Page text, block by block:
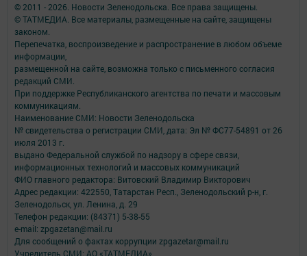
© 2011 - 2026. Новости Зеленодольска. Все права защищены.
© ТАТМЕДИА. Все материалы, размещенные на сайте, защищены
законом.
Перепечатка, воспроизведение и распространение в любом объеме
информации,
размещенной на сайте, возможна только с письменного согласия
редакций СМИ.
При поддержке Республиканского агентства по печати и массовым
коммуникациям.
Наименование СМИ: Новости Зеленодольска
№ свидетельства о регистрации СМИ, дата: Эл № ФС77-54891 от 26
июля 2013 г.
выдано Федеральной службой по надзору в сфере связи,
информационных технологий и массовых коммуникаций
ФИО главного редактора: Витовский Владимир Викторович
Адрес редакции: 422550, Татарстан Респ., Зеленодольский р-н, г.
Зеленодольск, ул. Ленина, д. 29
Телефон редакции: (84371) 5-38-55
e-mail: zpgazetan@mail.ru
Для сообщений о фактах коррупции zpgazetar@mail.ru
Учредитель СМИ: АО «ТАТМЕДИА»